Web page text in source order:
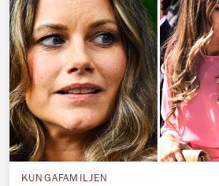
KUNGAFAMILJEN